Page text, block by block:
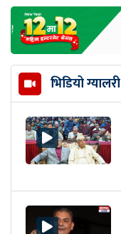
भिडियो ग्यालरी